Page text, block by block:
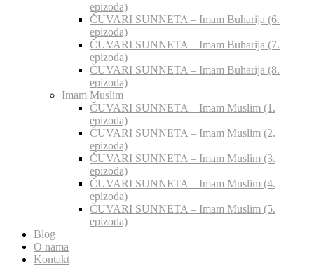
epizoda)
ČUVARI SUNNETA – Imam Buharija (6.
epizoda)
ČUVARI SUNNETA – Imam Buharija (7.
epizoda)
ČUVARI SUNNETA – Imam Buharija (8.
epizoda)
Imam Muslim
ČUVARI SUNNETA – Imam Muslim (1.
epizoda)
ČUVARI SUNNETA – Imam Muslim (2.
epizoda)
ČUVARI SUNNETA – Imam Muslim (3.
epizoda)
ČUVARI SUNNETA – Imam Muslim (4.
epizoda)
ČUVARI SUNNETA – Imam Muslim (5.
epizoda)
Blog
O nama
Kontakt